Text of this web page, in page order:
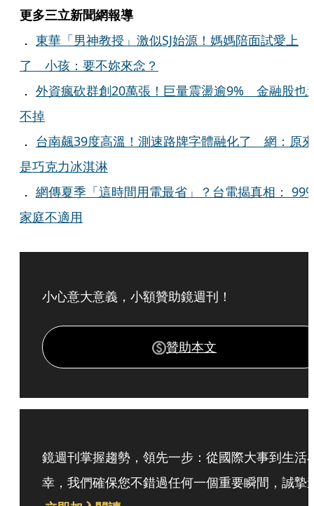
更多三立新聞網報導
． 東華「男神教授」激似SJ始源！媽媽陪面試愛上
了 小孩：要不妳來念？
． 外資瘋砍群創20萬張！巨量震盪逾9% 金融股也
不掉
． 台南飆39度高溫！測速路牌字體融化了 網：原來
是巧克力冰淇淋
． 網傳夏季「這時間用電最省」？台電揭真相：
家庭不適用
小心意大意義，小額贊助鏡週刊！
贊助本文
鏡週刊掌握趨勢，領先一步：從國際大事到生活
幸，我們確保您不錯過任何一個重要瞬間，誠摯